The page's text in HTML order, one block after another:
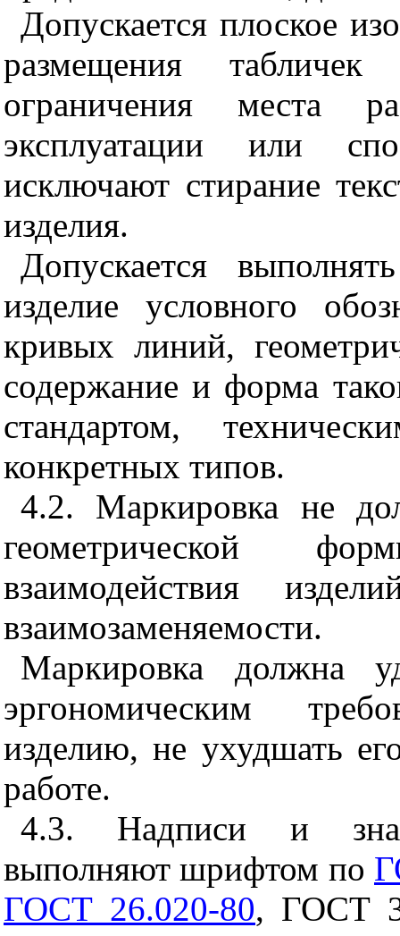
Допускается плоское
размещения
ограничения места
эксплуатации или
исключают стирание
изделия.
Допускается
изделие условного
кривых линий,
содержание и форма
стандартом,
конкретных типов.
4.2. Маркировка не
геометрической
взаимодействия
взаимозаменяемости.
Маркировка должна
эргономическим
изделию, не ухудшать
работе.
4.3. Надписи и
выполняют шрифтом по
ГОСТ 26.020-80, ГОСТ